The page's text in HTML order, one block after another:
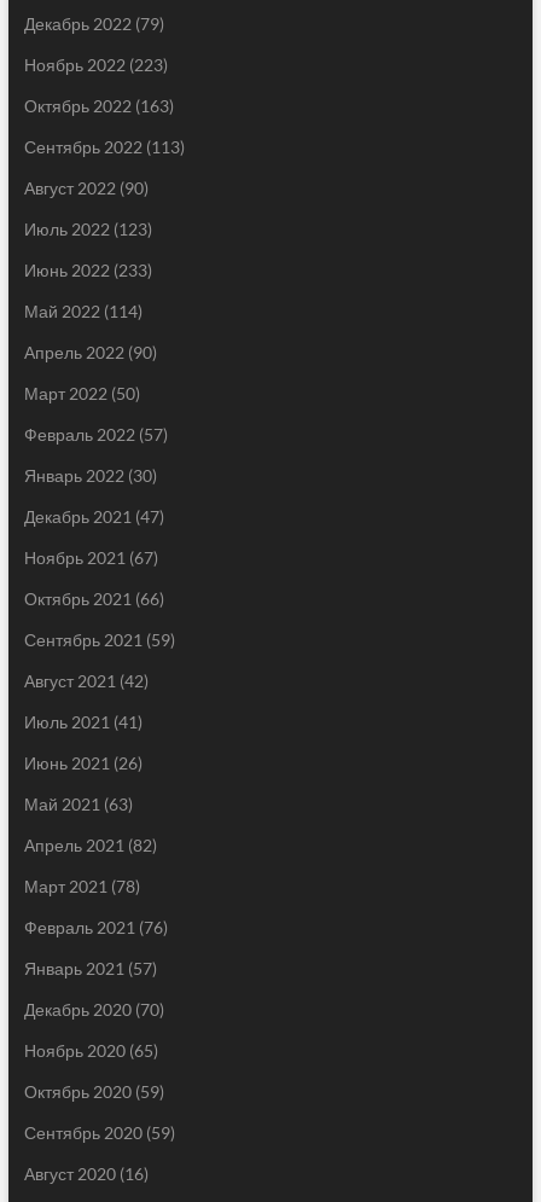
Декабрь 2022 (79)
Ноябрь 2022 (223)
Октябрь 2022 (163)
Сентябрь 2022 (113)
Август 2022 (90)
Июль 2022 (123)
Июнь 2022 (233)
Май 2022 (114)
Апрель 2022 (90)
Март 2022 (50)
Февраль 2022 (57)
Январь 2022 (30)
Декабрь 2021 (47)
Ноябрь 2021 (67)
Октябрь 2021 (66)
Сентябрь 2021 (59)
Август 2021 (42)
Июль 2021 (41)
Июнь 2021 (26)
Май 2021 (63)
Апрель 2021 (82)
Март 2021 (78)
Февраль 2021 (76)
Январь 2021 (57)
Декабрь 2020(70)
Ноябрь 2020(65)
Октябрь 2020(59)
Сентябрь 2020(59)
Август 2020(16)